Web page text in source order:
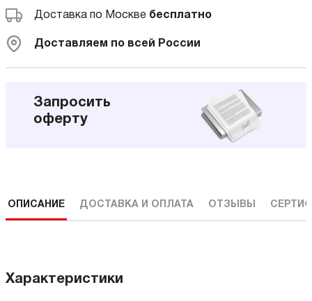
Доставка по Москве бесплатно
Доставляем по всей России
Запросить
оферту
ОПИСАНИЕ ДОСТАВКА И ОПЛАТА ОТЗЫВЫ
Характеристики